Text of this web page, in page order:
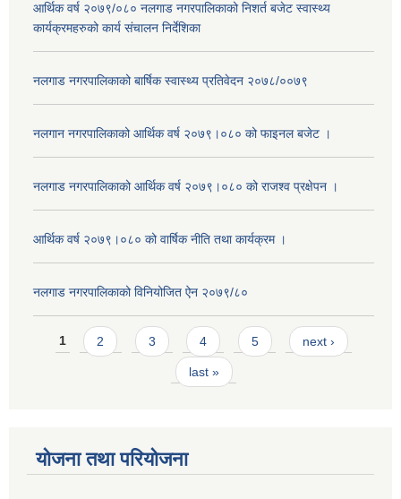
आर्थिक वर्ष २०७९/०८० नलगाड नगरपालिकाको निशर्त बजेट स्वास्थ्य
कार्यक्रमहरुको कार्य संचालन निर्देशिका
नलगाड नगरपालिकाको बार्षिक स्वास्थ्य प्रतिवेदन २०७८/००७९
नलगान नगरपालिकाको आर्थिक वर्ष २०७९।०८० को फाइनल बजेट ।
नलगाड नगरपालिकाको आर्थिक वर्ष २०७९।०८० को राजश्व प्रक्षेपन ।
आर्थिक वर्ष २०७९।०८० को वार्षिक नीति तथा कार्यक्रम ।
नलगाड नगरपालिकाको विनियोजित ऐन २०७९/८०
Pages
1 2 3 4 5 next ›
last »
योजना तथा परियोजना